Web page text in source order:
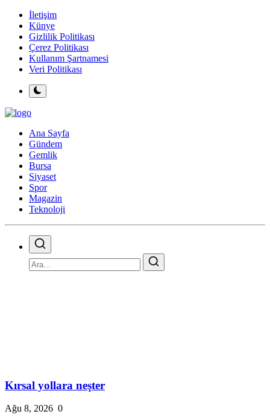
İletişim
Künye
Gizlilik Politikası
Çerez Politikası
Kullanım Şartnamesi
Veri Politikası
Ana Sayfa
Gündem
Gemlik
Bursa
Siyaset
Spor
Magazin
Teknoloji
Kırsal yollara neşter
Ağu 8, 2026 0